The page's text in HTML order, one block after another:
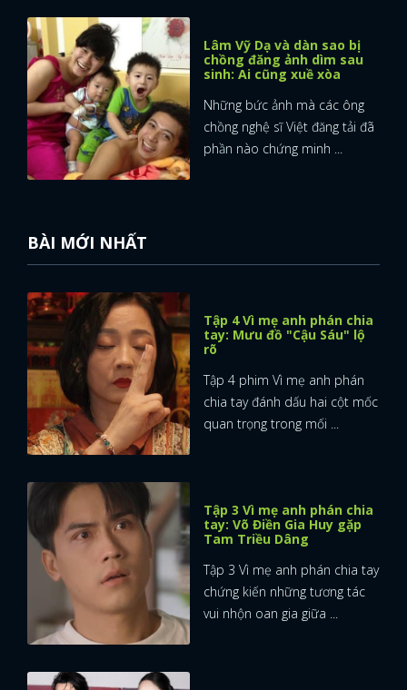
Lâm Vỹ Dạ và dàn sao bị
chồng đăng ảnh dìm sau
sinh: Ai cũng xuề xòa
Những bức ảnh mà các ông
chồng nghệ sĩ Việt đăng tải đã
phần nào chứng minh ...
BÀI MỚI NHẤT
Tập 4 Vì mẹ anh phán chia
tay: Mưu đồ "Cậu Sáu" lộ
rõ
Tập 4 phim Vì mẹ anh phán
chia tay đánh dấu hai cột mốc
quan trọng trong mối ...
Tập 3 Vì mẹ anh phán chia
tay: Võ Điền Gia Huy gặp
Tam Triều Dâng
Tập 3 Vì mẹ anh phán chia tay
chứng kiến những tương tác
vui nhộn oan gia giữa ...